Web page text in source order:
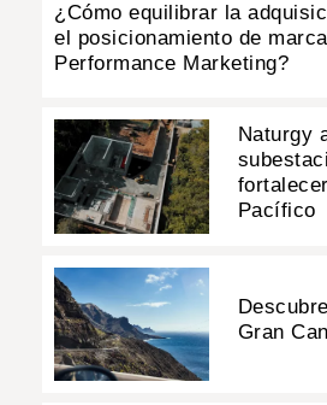
¿Cómo equilibrar la
el posicionamiento de
Performance Marketing?
Naturgy
Pacífico
Gran